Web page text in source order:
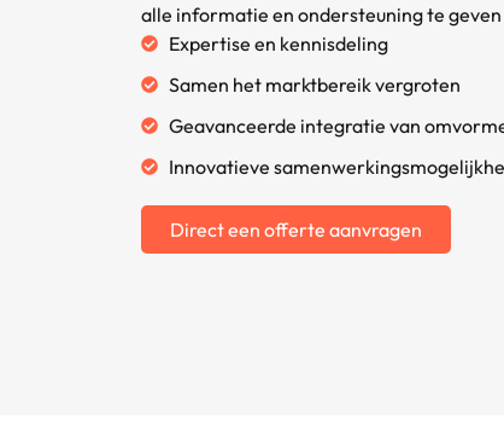
alle informatie en ondersteuning te
Expertise en kennisdeling
Samen het marktbereik vergroten
Geavanceerde integratie van
Innovatieve
Direct een offerte aanvragen